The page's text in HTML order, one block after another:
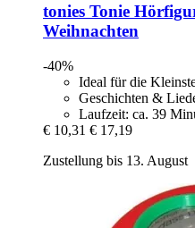
tonies Tonie
Weihnachten
-40%
Ideal für die
Geschichten &
Laufzeit: ca. 39
€ 10,31 € 17,19
Zustellung bis 13. August